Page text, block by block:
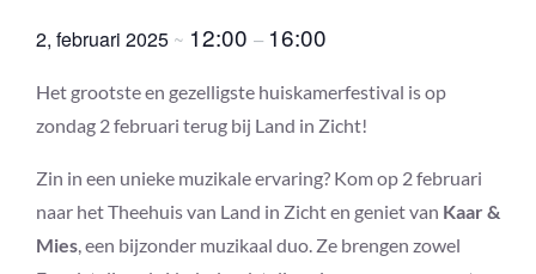
2, februari 2025 ~ 12:00 – 16:00
Het grootste en gezelligste huiskamerfestival is op
zondag 2 februari terug bij Land in Zicht!
Zin in een unieke muzikale ervaring? Kom op 2 februari
naar het Theehuis van Land in Zicht en geniet van Kaar &
Mies, een bijzonder muzikaal duo. Ze brengen zowel